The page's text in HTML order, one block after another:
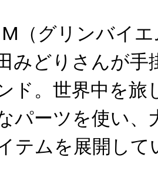
M（グリンバイ
みどりさんが手
ド。世界中を旅
パーツを使い、
テムを展開して